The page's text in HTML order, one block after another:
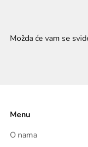
Menu
O nama